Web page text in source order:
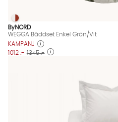
WEGGA Bäddset Enkel Grön/
WEGGA Bäddset Enkel Grön/Vit
ByNORD
WEGGA Bäddset Enkel Grön/Vit
KAMPANJ
1012 :- 1345 :-